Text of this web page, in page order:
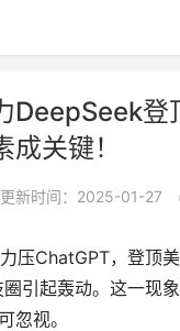
DeepSeek登
关键！
更新时间：2025-01-27
压ChatGPT，登顶
引起轰动。这一现象
忽视。